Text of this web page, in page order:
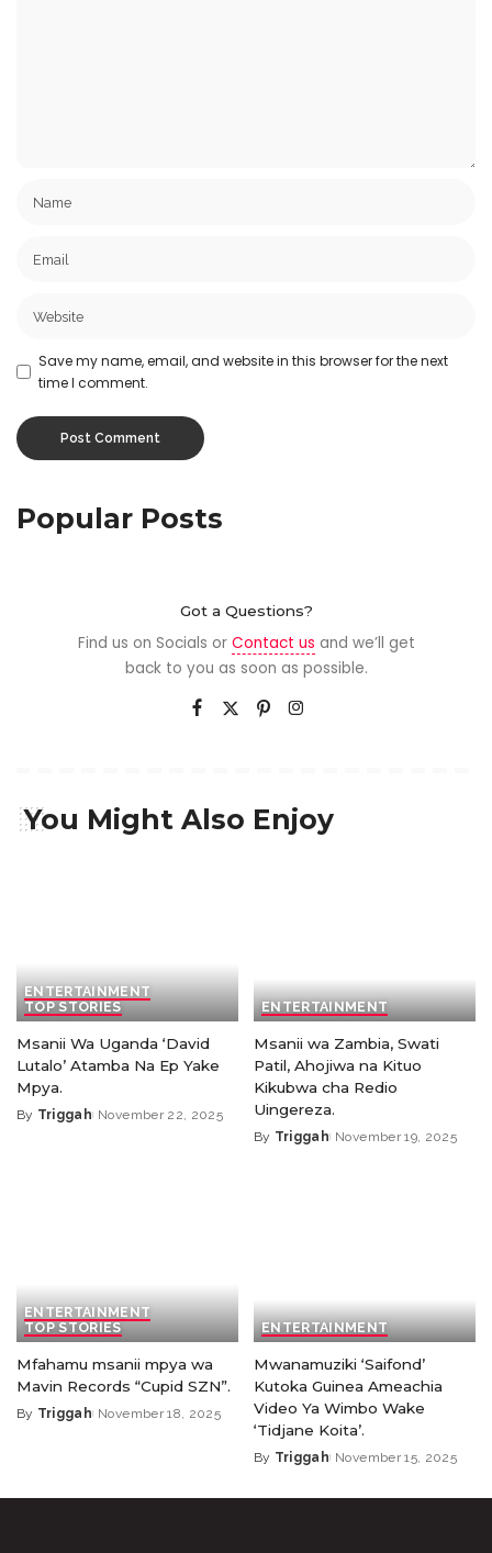
Save my name, email, and website in this browser for the next
time I comment.
Popular Posts
Got a Questions?
Find us on Socials or Contact us and we’ll get
back to you as soon as possible.
You Might Also Enjoy
ENTERTAINMENT
TOP STORIES
Msanii Wa Uganda ‘David
Lutalo’ Atamba Na Ep Yake
Mpya.
By Triggah November 22, 2025
ENTERTAINMENT
Msanii wa Zambia, Swati
Patil, Ahojiwa na Kituo
Kikubwa cha Redio
Uingereza.
By Triggah November 19, 2025
ENTERTAINMENT
TOP STORIES
Mfahamu msanii mpya wa
Mavin Records “Cupid SZN”.
By Triggah November 18, 2025
ENTERTAINMENT
Mwanamuziki ‘Saifond’
Kutoka Guinea Ameachia
Video Ya Wimbo Wake
‘Tidjane Koita’.
By Triggah November 15, 2025